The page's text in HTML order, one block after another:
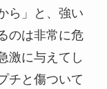
ら」と、強い
のは非常に危
激に与えてし
チと傷ついて